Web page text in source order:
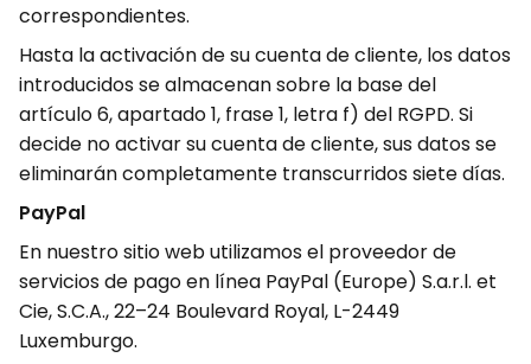
correspondientes.
Hasta la activación de su cuenta de cliente, los datos
introducidos se almacenan sobre la base del
artículo 6, apartado 1, frase 1, letra f) del RGPD. Si
decide no activar su cuenta de cliente, sus datos se
eliminarán completamente transcurridos siete días.
PayPal
En nuestro sitio web utilizamos el proveedor de
servicios de pago en línea PayPal (Europe) S.a.r.l. et
Cie, S.C.A., 22–24 Boulevard Royal, L-2449
Luxemburgo.